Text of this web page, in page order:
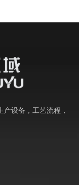
设备，工艺流程，